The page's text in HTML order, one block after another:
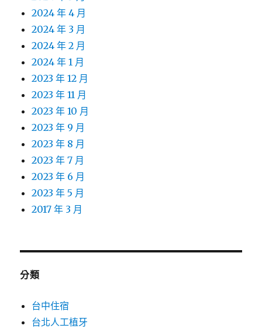
2024 年 4 月
2024 年 3 月
2024 年 2 月
2024 年 1 月
2023 年 12 月
2023 年 11 月
2023 年 10 月
2023 年 9 月
2023 年 8 月
2023 年 7 月
2023 年 6 月
2023 年 5 月
2017 年 3 月
分類
台中住宿
台北人工植牙